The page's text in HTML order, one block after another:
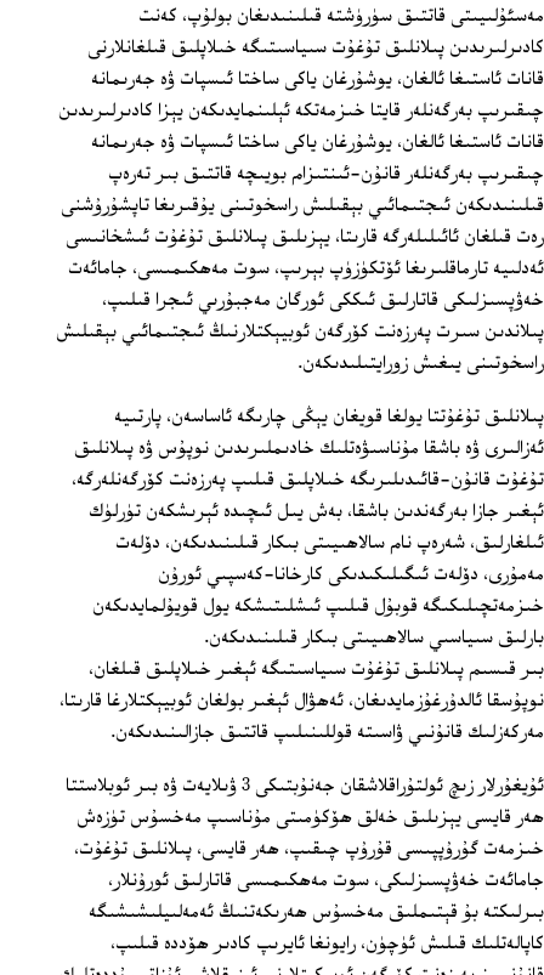
مەسئۇلىيىتى قاتتىق سۈرۈشتە قىلىنىدىغان بولۇپ، كەنت
كادىرلىرىدىن پىلانلىق تۇغۇت سىياسىتىگە خىلاپلىق قىلغانلارنى
قانات ئاستىغا ئالغان، يوشۇرغان ياكى ساختا ئىسپات ۋە جەرىمانە
چىقىرىپ بەرگەنلەر قايتا خىزمەتكە ئېلىنمايدىكەن يېزا كادىرلىرىدىن
قانات ئاستىغا ئالغان، يوشۇرغان ياكى ساختا ئىسپات ۋە جەرىمانە
چىقىرىپ بەرگەنلەر قانۇن-ئىنتىزام بويىچە قاتتىق بىر تەرەپ
قىلىنىدىكەن ئىجتىمائىي بېقىلىش راسخوتىنى يۇقىرىغا تاپشۇرۇشنى
رەت قىلغان ئائىلىلەرگە قارىتا، يېزىلىق پىلانلىق تۇغۇت ئىشخانىسى
ئەدلىيە تارماقلىرىغا ئۆتكۈزۈپ بېرىپ، سوت مەھكىمىسى، جامائەت
خەۋپسىزلىكى قاتارلىق ئىككى ئورگان مەجبۇرىي ئىجرا قىلىپ،
پىلاندىن سىرت پەرزەنت كۆرگەن ئوبيېكتلارنىڭ ئىجتىمائىي بېقىلىش
راسخوتىنى يىغىش زورايتىلىدىكەن.
پىلانلىق تۇغۇتتا يولغا قويغان يېڭى چارىگە ئاساسەن، پارتىيە
ئەزالىرى ۋە باشقا مۇناسىۋەتلىك خادىملىرىدىن نوپۇس ۋە پىلانلىق
تۇغۇت قانۇن-قائىدىلىرىگە خىلاپلىق قىلىپ پەرزەنت كۆرگەنلەرگە،
ئېغىر جازا بەرگەندىن باشقا، بەش يىل ئىچىدە ئېرىشكەن تۈرلۈك
ئىلغارلىق، شەرەپ نام سالاھىيىتى بىكار قىلىنىدىكەن، دۆلەت
مەمۇرى، دۆلەت ئىگىلىكىدىكى كارخانا-كەسپىي ئورۇن
خىزمەتچىلىكىگە قوبۇل قىلىپ ئىشلىتىشكە يول قويۇلمايدىكەن
بارلىق سىياسىي سالاھىيىتى بىكار قىلىنىدىكەن.
بىر قىسىم پىلانلىق تۇغۇت سىياسىتىگە ئېغىر خىلاپلىق قىلغان،
نوپۇسقا ئالدۇرغۇزمايدىغان، ئەھۋال ئېغىر بولغان ئوبيېكتلارغا قارىتا،
مەركەزلىك قانۇنىي ۋاسىتە قوللىنىلىپ قاتتىق جازالىنىدىكەن.
ئۇيغۇرلار زىچ ئولتۇراقلاشقان جەنۇبتىكى 3 ۋىلايەت ۋە بىر ئوبلاستتا
ھەر قايسى يېزىلىق خەلق ھۆكۈمىتى مۇناسىپ مەخسۇس تۈزەش
خىزمەت گۇرۇپپىسى قۇرۇپ چىقىپ، ھەر قايسى، پىلانلىق تۇغۇت،
جامائەت خەۋپسىزلىكى، سوت مەھكىمىسى قاتارلىق ئورۇنلار،
بىرلىكتە بۇ قېتىملىق مەخسۇس ھەرىكەتنىڭ ئەمەلىيلىشىشىگە
كاپالەتلىك قىلىش ئۈچۈن، رايونغا ئايرىپ كادىر ھۆددە قىلىپ،